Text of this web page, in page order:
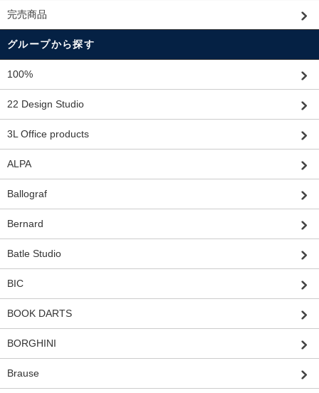
完売商品
グループから探す
100%
22 Design Studio
3L Office products
ALPA
Ballograf
Bernard
Batle Studio
BIC
BOOK DARTS
BORGHINI
Brause